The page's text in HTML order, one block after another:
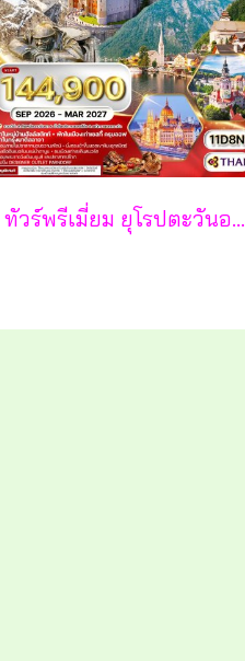
ทัวร์พรีเมี่ยม ยุโรปตะวันออก พักหมู่บ้านฮัลล์สตัทท์ 11วัน 8คืน - TG